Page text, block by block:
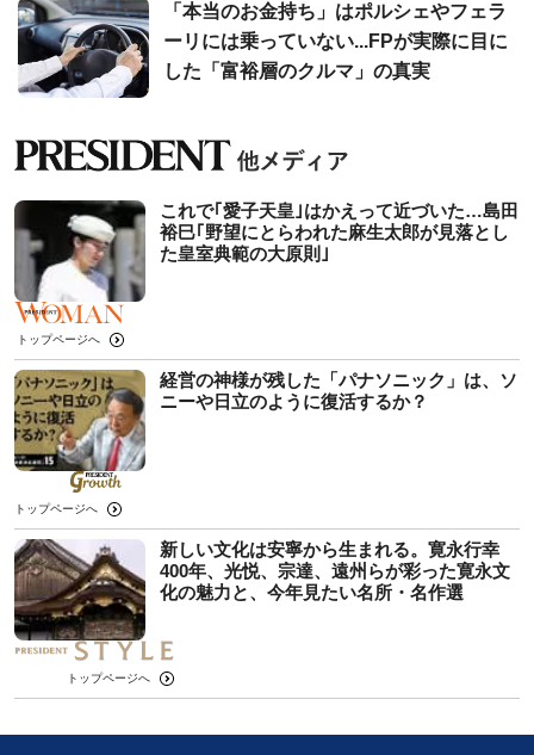
「本当のお金持ち」はポルシェやフェラ
ーリには乗っていない...FPが実際に目に
した「富裕層のクルマ」の真実
これで｢愛子天皇｣はかえって近づいた…島田
裕巳｢野望にとらわれた麻生太郎が見落とし
た皇室典範の大原則｣
トップページへ
経営の神様が残した「パナソニック」は、ソ
ニーや日立のように復活するか？
トップページへ
新しい文化は安寧から生まれる。寛永行幸
400年、光悦、宗達、遠州らが彩った寛永文
化の魅力と、今年見たい名所・名作選
トップページへ